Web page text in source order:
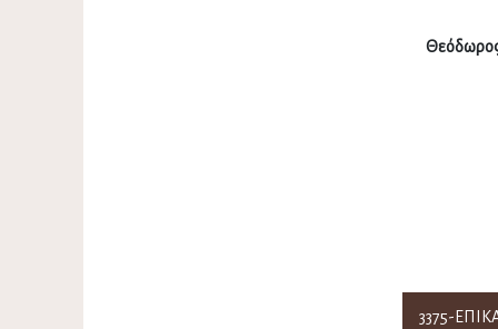
3375-